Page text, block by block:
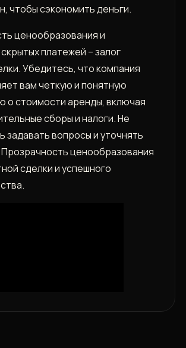
чтобы сэкономить деньги.
ценообразования и
платежей – залог
Убедитесь, что компания
вам четкую и понятную
о стоимости аренды, включая
сборы и налоги. Не
задавать вопросы и уточнять
ценообразования
сделки и успешного